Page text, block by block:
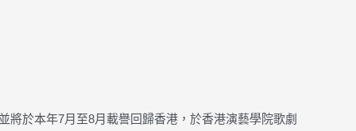
於本年7月至8月載譽回歸香港，於香港演藝學院歌劇